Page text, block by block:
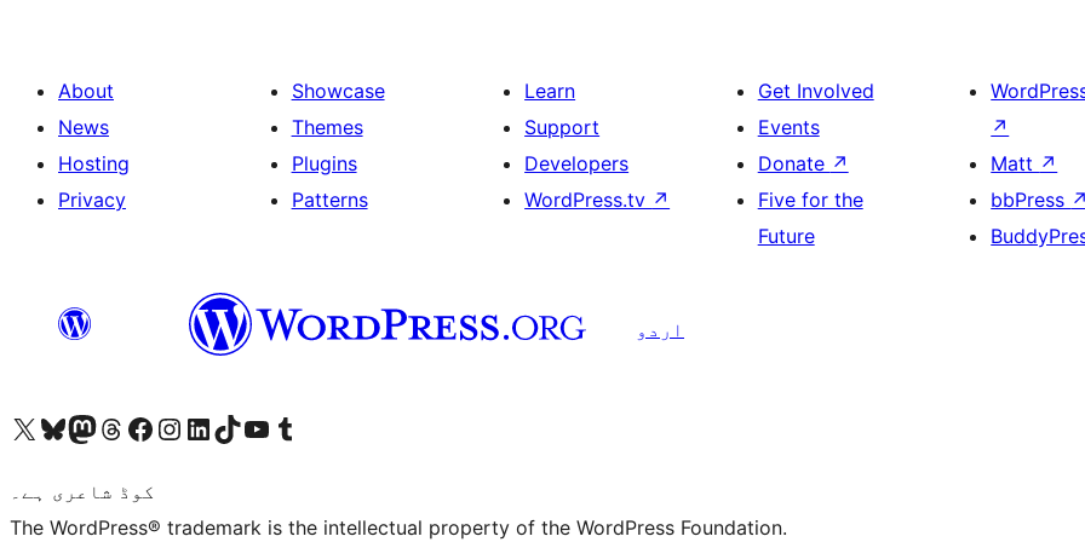
About
News
Hosting
Privacy
Showcase
Themes
Plugins
Patterns
Learn
Support
Developers
WordPress.tv ↗
Get Involved
Events
Donate ↗
Five for the
Future
↗
Matt ↗
bbPress ↗
اردو
Visit our X (formerly Twitter) account
ہمارے بلیواسکائی اکاؤنٹ پر جائیں
Visit our Mastodon account
ہمارے ٹھریڈز اکاؤنٹ پر جائیں
Visit our Facebook page
Visit our Instagram account
Visit our LinkedIn account
ہمارے ٹک ٹاک اکاؤنٹ پر جائیں
Visit our YouTube channel
ہمارے ٹمبلر اکاؤنٹ پر جائیں
کوڈ شاعری ہے۔
The WordPress® trademark is the intellectual property of the WordPress Foundation.